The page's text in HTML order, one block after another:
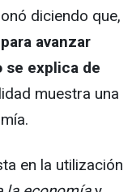
diciendo que,
avanzar
se explica de
muestra una
en la utilización